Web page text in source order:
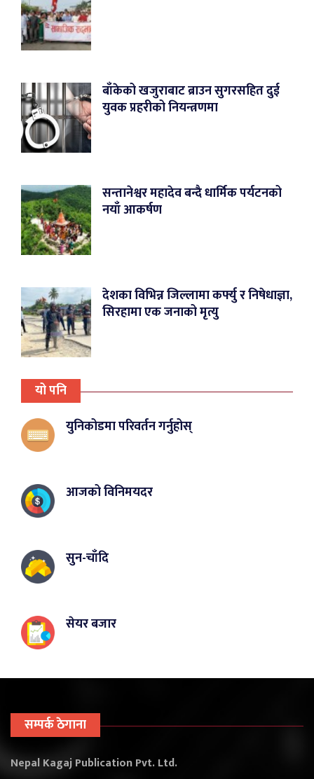
बाँकेको खजुराबाट ब्राउन सुगरसहित दुई
युवक प्रहरीको नियन्त्रणमा
सन्तानेश्वर महादेव बन्दै धार्मिक पर्यटनको
नयाँ आकर्षण
देशका विभिन्न जिल्लामा कर्फ्यु र निषेधाज्ञा,
सिरहामा एक जनाको मृत्यु
यो पनि
युनिकोडमा परिवर्तन गर्नुहोस्
आजको विनिमयदर
सुन-चाँदि
सेयर बजार
सम्पर्क ठेगाना
Nepal Kagaj Publication Pvt. Ltd.